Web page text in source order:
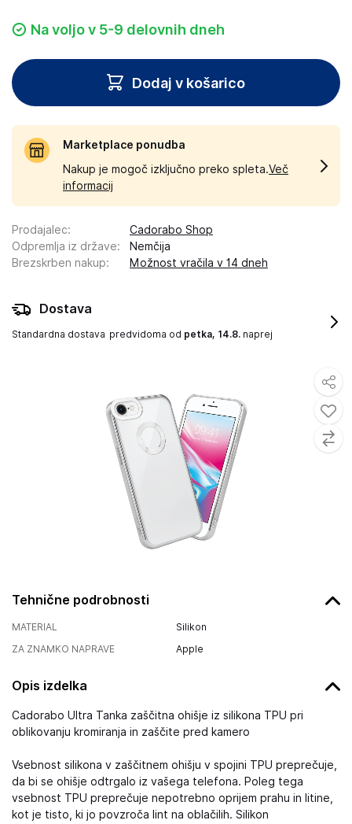
Tehnične podrobnosti
MATERIAL
Silikon
ZA ZNAMKO NAPRAVE
Apple
Opis izdelka
Cadorabo Ultra Tanka zaščitna ohišje iz silikona TPU pri
oblikovanju kromiranja in zaščite pred kamero
Vsebnost silikona v zaščitnem ohišju v spojini TPU preprečuje,
da bi se ohišje odtrgalo iz vašega telefona. Poleg tega
vsebnost TPU preprečuje nepotrebno oprijem prahu in litine,
kot je tisto, ki jo povzroča lint na oblačilih. Silikon
Na voljo v 5-9 delovnih dneh
Dodaj v košarico
Marketplace ponudba
Nakup je mogoč izključno preko spleta.Več
informacij
Prodajalec:
Cadorabo Shop
Odpremlja iz države:
Nemčija
Brezskrben nakup: Možnost vračila v 14 dneh
Dostava
Standardna dostava predvidoma od petka, 14.8. naprej